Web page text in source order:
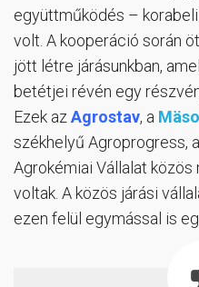
együttműködés –
volt. A kooperáció során
jött létre járásunkban,
betétjei révén egy
Ezek az Agrostav, a
székhelyű Agroprogress,
Agrokémiai Vállalat
voltak. A közös járási
ezen felül egymással is